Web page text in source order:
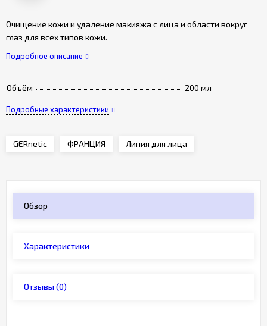
Очищение кожи и удаление макияжа с лица и области вокруг
глаз для всех типов кожи.
Подробное описание
Объём 200 мл
Подробные характеристики
GERnetic ФРАНЦИЯ Линия для лица
Обзор
Характеристики
Отзывы(0)